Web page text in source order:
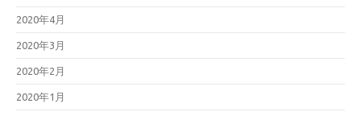
2020年4月
2020年3月
2020年2月
2020年1月